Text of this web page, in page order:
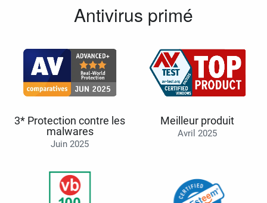
Antivirus primé
3* Protection contre les
malwares
Juin 2025
Meilleur produit
Avril 2025